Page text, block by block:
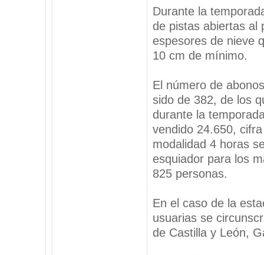
Durante la
de pistas abiertas al
espesores de nieve
10 cm de mínimo.
El número de
sido de 382, de los
durante la
vendido 24.650,
modalidad 4 horas
esquiador para los
825 personas.
En el caso de la
usuarias se
de Castilla y León,